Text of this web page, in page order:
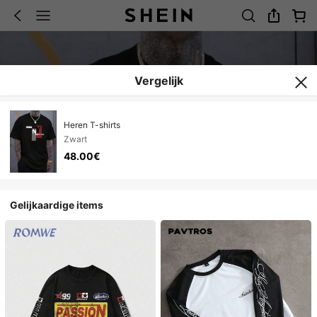
Vergelijk
Heren T-shirts
Zwart
48.00€
Gelijkaardige items